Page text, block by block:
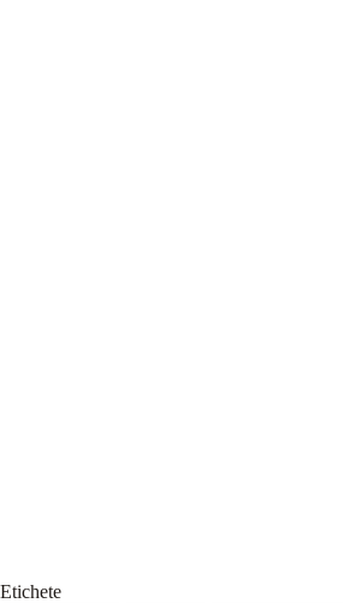
Etichete